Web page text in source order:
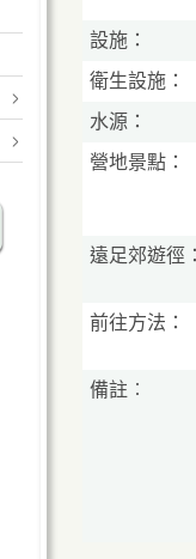
設施：
衛生設施：
水源：
營地景點：
遠足郊遊徑：
前往方法：
備註︰